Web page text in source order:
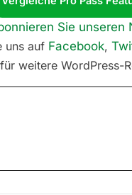
Sie unseren
uns auf Facebook,
für weitere WordPress-